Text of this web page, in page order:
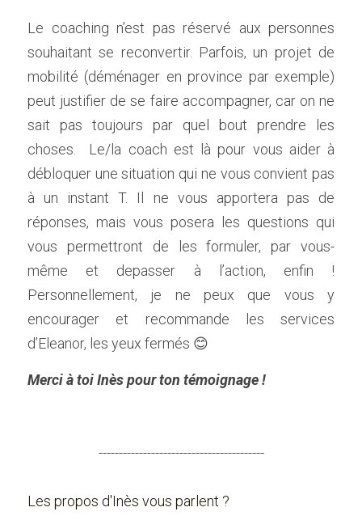
Le coaching n’est pas réservé aux personnes
souhaitant se reconvertir. Parfois, un projet de
mobilité (déménager en province par exemple)
peut justifier de se faire accompagner, car on ne
sait pas toujours par quel bout prendre les
choses.  Le/la coach est là pour vous aider à
débloquer une situation qui ne vous convient pas
à un instant T. Il ne vous apportera pas de
réponses, mais vous posera les questions qui
vous permettront de les formuler, par vous-
même et depasser à l’action, enfin !
Personnellement, je ne peux que vous y
encourager et recommande les services
d’Eleanor, les yeux fermés 😊
Merci à toi Inès pour ton témoignage !
-----------------------------------------
Les propos d'Inès vous parlent ?